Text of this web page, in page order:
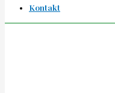
Kontakt